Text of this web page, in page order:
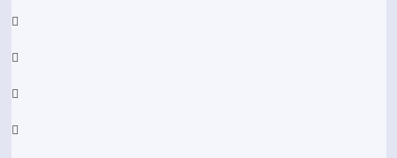
Facebook
YouTube
Telegram
Instagram